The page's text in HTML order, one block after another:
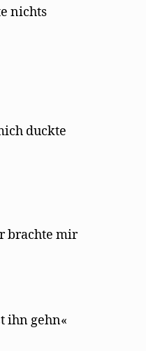
nichts
duckte
brachte mir
ihn gehn«